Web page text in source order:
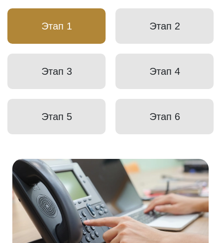
Этап 1 Этап 2
Этап 3 Этап 4
Этап 5 Этап 6